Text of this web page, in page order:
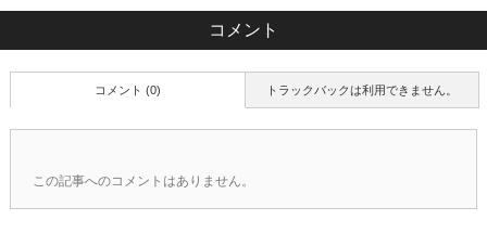
コメント
トラックバックは利用できません。
コメント (0)
この記事へのコメントはありません。